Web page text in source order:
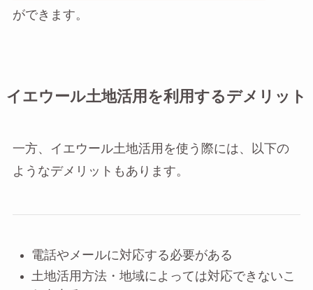
ができます。
イエウール土地活用を利用するデメリット
一方、イエウール土地活用を使う際には、以下の
ようなデメリットもあります。
電話やメールに対応する必要がある
土地活用方法・地域によっては対応できないこ